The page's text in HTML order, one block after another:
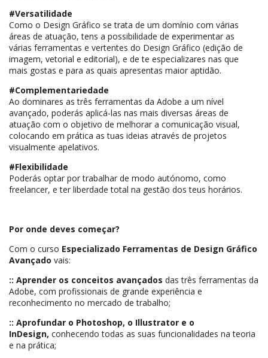
#Versatilidade
Como o Design Gráfico se trata de um domínio com várias
áreas de atuação, tens a possibilidade de experimentar as
várias ferramentas e vertentes do Design Gráfico (edição de
imagem, vetorial e editorial), e de te especializares nas que
mais gostas e para as quais apresentas maior aptidão.
#Complementariedade
Ao dominares as três ferramentas da Adobe a um nível
avançado, poderás aplicá-las nas mais diversas áreas de
atuação com o objetivo de melhorar a comunicação visual,
colocando em prática as tuas ideias através de projetos
visualmente apelativos.
#Flexibilidade
Poderás optar por trabalhar de modo autónomo, como
freelancer, e ter liberdade total na gestão dos teus horários.
Por onde deves começar?
Com o curso Especializado Ferramentas de Design Gráfico
Avançado vais:
:: Aprender os conceitos avançados das três ferramentas da
Adobe, com profissionais de grande experiência e
reconhecimento no mercado de trabalho;
:: Aprofundar o Photoshop, o Illustrator e o
InDesign, conhecendo todas as suas funcionalidades na teoria
e na prática;